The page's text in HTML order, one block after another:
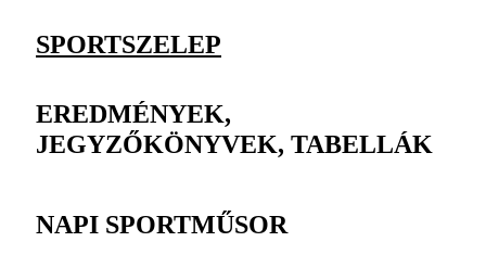
SPORTSZELEP
EREDMÉNYEK,
JEGYZŐKÖNYVEK, TABELLÁK
NAPI SPORTMŰSOR